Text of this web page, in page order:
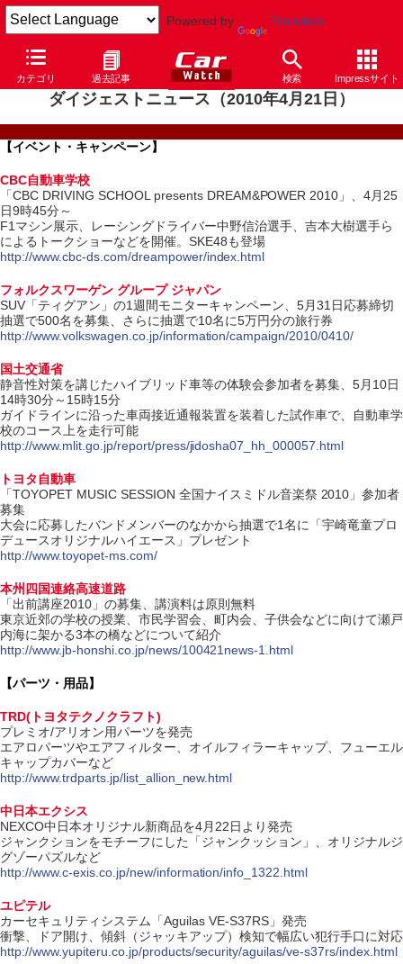
Powered by Translate
カテゴリ 過去記事 検索 Impressサイト
ダイジェストニュース（2010年4月21日）
【イベント・キャンペーン】
CBC自動車学校
「CBC DRIVING SCHOOL presents DREAM&POWER 2010」、4月25
日9時45分～
F1マシン展示、レーシングドライバー中野信治選手、吉本大樹選手ら
によるトークショーなどを開催。SKE48も登場
http://www.cbc-ds.com/dreampower/index.html
フォルクスワーゲン グループ ジャパン
SUV「ティグアン」の1週間モニターキャンペーン、5月31日応募締切
抽選で500名を募集、さらに抽選で10名に5万円分の旅行券
http://www.volkswagen.co.jp/information/campaign/2010/0410/
国土交通省
静音性対策を講じたハイブリッド車等の体験会参加者を募集、5月10日
14時30分～15時15分
ガイドラインに沿った車両接近通報装置を装着した試作車で、自動車学
校のコース上を走行可能
http://www.mlit.go.jp/report/press/jidosha07_hh_000057.html
トヨタ自動車
「TOYOPET MUSIC SESSION 全国ナイスミドル音楽祭 2010」参加者
募集
大会に応募したバンドメンバーのなかから抽選で1名に「宇崎竜童プロ
デュースオリジナルハイエース」プレゼント
http://www.toyopet-ms.com/
本州四国連絡高速道路
「出前講座2010」の募集、講演料は原則無料
東京近郊の学校の授業、市民学習会、町内会、子供会などに向けて瀬戸
内海に架かる3本の橋などについて紹介
http://www.jb-honshi.co.jp/news/100421news-1.html
【パーツ・用品】
TRD(トヨタテクノクラフト)
プレミオ/アリオン用パーツを発売
エアロパーツやエアフィルター、オイルフィラーキャップ、フューエル
キャップカバーなど
http://www.trdparts.jp/list_allion_new.html
中日本エクシス
NEXCO中日本オリジナル新商品を4月22日より発売
ジャンクションをモチーフにした「ジャンクッション」、オリジナルジ
グゾーパズルなど
http://www.c-exis.co.jp/new/information/info_1322.html
ユピテル
カーセキュリティシステム「Aguilas VE-S37RS」発売
衝撃、ドア開け、傾斜（ジャッキアップ）検知で幅広い犯行手口に対応
http://www.yupiteru.co.jp/products/security/aguilas/ve-s37rs/index.html